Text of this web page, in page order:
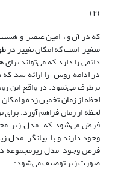
(۲)
که در آن و ، امین عنصر و
متغیر است که امکان تغییر در
دائمی را دارد که می‌تواند
در ادامه روش را ارائه شد
برطرف می‌نمود. در واقع این
لحظه از زمان تخمین زده و
لحظه از زمان فراهم آورد.
فرض می‌شود که مدل زیر
وجود دارند و با بیانگر مدل
فرض وجود مدل زیرمجموعه
‌صورت زیر توصیف می‌شود: